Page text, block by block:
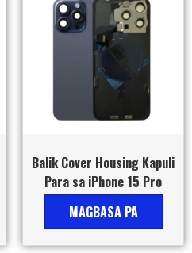
Balik Cover Housing Kapuli
Para sa iPhone 15 Pro
MAGBASA PA